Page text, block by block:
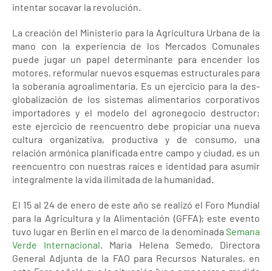
intentar socavar la revolución.
La creación del Ministerio para la Agricultura Urbana de la
mano con la experiencia de los Mercados Comunales
puede jugar un papel determinante para encender los
motores, reformular nuevos esquemas estructurales para
la soberanía agroalimentaria. Es un ejercicio para la des-
globalización de los sistemas alimentarios corporativos
importadores y el modelo del agronegocio destructor;
este ejercicio de reencuentro debe propiciar una nueva
cultura organizativa, productiva y de consumo, una
relación armónica planificada entre campo y ciudad, es un
reencuentro con nuestras raíces e identidad para asumir
integralmente la vida ilimitada de la humanidad.
El 15 al 24 de enero de este año se realizó el Foro Mundial
para la Agricultura y la Alimentación (GFFA); este evento
tuvo lugar en Berlín en el marco de la denominada Semana
Verde Internacional. María Helena Semedo, Directora
General Adjunta de la FAO para Recursos Naturales, en